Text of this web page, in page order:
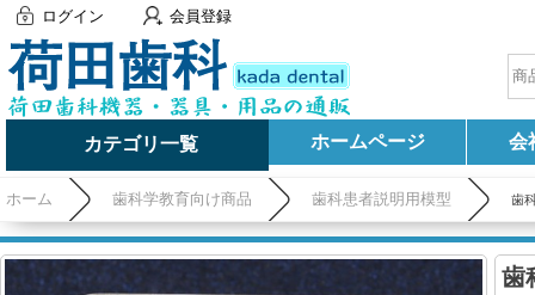
ログイン 会員登録
カテゴリ一覧 ホームページ 会
ホーム 歯科学教育向け商品 歯科患者説明用模型 歯
歯